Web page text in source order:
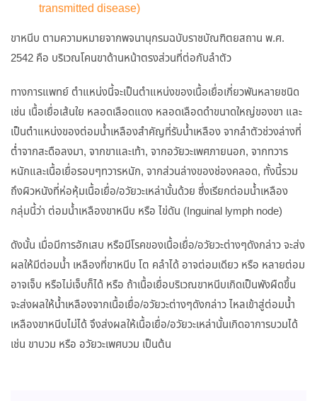
transmitted disease)
ขาหนีบ ตามความหมายจากพจนานุกรมฉบับราชบัณฑิตยสถาน พ.ศ.
2542 คือ บริเวณโคนขาด้านหน้าตรงส่วนที่ต่อกับลำตัว
ทางการแพทย์ ตำแหน่งนี้จะเป็นตำแหน่งของเนื้อเยื่อเกี่ยวพันหลายชนิด
เช่น เนื้อเยื่อเส้นใย หลอดเลือดแดง หลอดเลือดดำขนาดใหญ่ของขา และ
เป็นตำแหน่งของต่อมน้ำเหลืองสำคัญที่รับน้ำเหลือง จากลำตัวช่วงล่างที่
ต่ำจากสะดือลงมา, จากขาและเท้า, จากอวัยวะเพศภายนอก, จากทวาร
หนักและเนื้อเยื่อรอบๆทวารหนัก, จากส่วนล่างของช่องคลอด, ทั้งนี้รวม
ถึงผิวหนังที่ห่อหุ้มเนื้อเยื่อ/อวัยวะเหล่านั้นด้วย ซึ่งเรียกต่อมน้ำเหลือง
กลุ่มนี้ว่า ต่อมน้ำเหลืองขาหนีบ หรือ ไข่ดัน (Inguinal lymph node)
ดังนั้น เมื่อมีการอักเสบ หรือมีโรคของเนื้อเยื่อ/อวัยวะต่างๆดังกล่าว จะส่ง
ผลให้มีต่อมน้ำ เหลืองที่ขาหนีบ โต คลำได้ อาจต่อมเดียว หรือ หลายต่อม
อาจเจ็บ หรือไม่เจ็บก็ได้ หรือ ถ้าเนื้อเยื่อบริเวณขาหนีบเกิดเป็นพังผืดขึ้น
จะส่งผลให้น้ำเหลืองจากเนื้อเยื่อ/อวัยวะต่างๆดังกล่าว ไหลเข้าสู่ต่อมน้ำ
เหลืองขาหนีบไม่ได้ จึงส่งผลให้เนื้อเยื่อ/อวัยวะเหล่านั้นเกิดอาการบวมได้
เช่น ขาบวม หรือ อวัยวะเพศบวม เป็นต้น